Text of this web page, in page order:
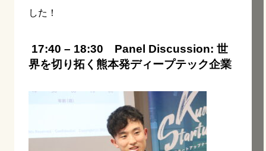
した！
17:40 – 18:30 Panel Discussion: 世
界を切り拓く熊本発ディープテック企業